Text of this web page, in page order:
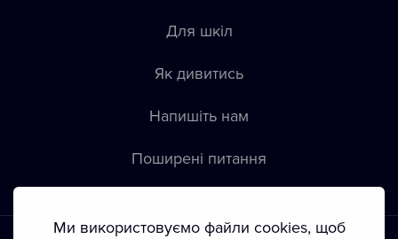
Для шкіл
Як дивитись
Напишіть нам
Пoширені питання
Ми використовуємо файли cookies, щоб